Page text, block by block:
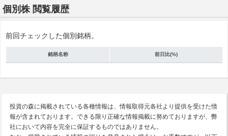
個別株 閲覧履歴
前回チェックした個別銘柄。
銘柄名称 前日比(%)
投資の森に掲載されている各種情報は、情報取得元各社より提供を受けた情
報が含まれております。できる限り正確な情報掲載に努めておりますが、弊
社において内容を完全に保証するものではありません。